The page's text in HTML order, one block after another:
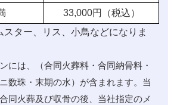
33,000円（税込）
ター、リス、小鳥などになりま
には、（合同火葬料・合同納骨料・
数珠・末期の水）が含まれます。当
同火葬及び収骨の後、当社指定のメ